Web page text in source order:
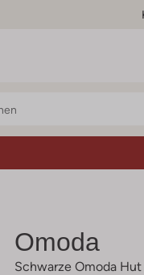
Omoda
Schwarze Omoda